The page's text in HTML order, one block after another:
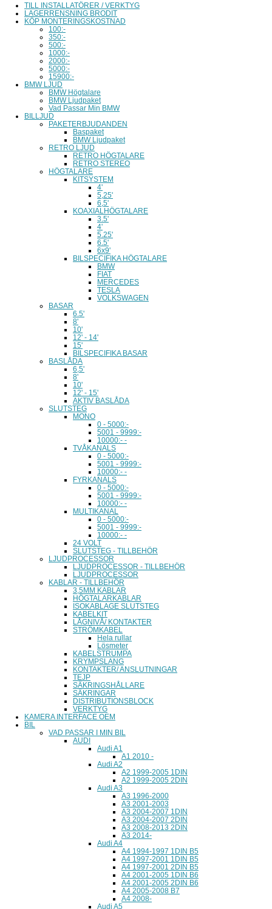
TILL INSTALLATÖRER / VERKTYG
LAGERRENSNING BRODIT
KÖP MONTERINGSKOSTNAD
100:-
350:-
500:-
1000:-
2000:-
5000:-
15900:-
BMW LJUD
BMW Högtalare
BMW Ljudpaket
Vad Passar Min BMW
BILLJUD
PAKETERBJUDANDEN
Baspaket
BMW Ljudpaket
RETRO LJUD
RETRO HÖGTALARE
RETRO STEREO
HÖGTALARE
KITSYSTEM
4'
5,25'
6,5'
KOAXIALHÖGTALARE
3.5'
4'
5.25'
6.5'
6x9'
BILSPECIFIKA HÖGTALARE
BMW
FIAT
MERCEDES
TESLA
VOLKSWAGEN
BASAR
6.5'
8'
10'
12' - 14'
15'
BILSPECIFIKA BASAR
BASLÅDA
6,5'
8'
10'
12' - 15'
AKTIV BASLÅDA
SLUTSTEG
MONO
0 - 5000:-
5001 - 9999:-
10000:- -
TVÅKANALS
0 - 5000:-
5001 - 9999:-
10000:- -
FYRKANALS
0 - 5000:-
5001 - 9999:-
10000:- -
MULTIKANAL
0 - 5000:-
5001 - 9999:-
10000:- -
24 VOLT
SLUTSTEG - TILLBEHÖR
LJUDPROCESSOR
LJUDPROCESSOR - TILLBEHÖR
LJUDPROCESSOR
KABLAR - TILLBEHÖR
3,5MM KABLAR
HÖGTALARKABLAR
ISOKABLAGE SLUTSTEG
KABELKIT
LÅGNIVÅ/ KONTAKTER
STRÖMKABEL
Hela rullar
Lösmeter
KABELSTRUMPA
KRYMPSLANG
KONTAKTER/ ANSLUTNINGAR
TEJP
SÄKRINGSHÅLLARE
SÄKRINGAR
DISTRIBUTIONSBLOCK
VERKTYG
KAMERA INTERFACE OEM
BIL
VAD PASSAR I MIN BIL
AUDI
Audi A1
A1 2010 -
Audi A2
A2 1999-2005 1DIN
A2 1999-2005 2DIN
Audi A3
A3 1996-2000
A3 2001-2003
A3 2004-2007 1DIN
A3 2004-2007 2DIN
A3 2008-2013 2DIN
A3 2014-
Audi A4
A4 1994-1997 1DIN B5
A4 1997-2001 1DIN B5
A4 1997-2001 2DIN B5
A4 2001-2005 1DIN B6
A4 2001-2005 2DIN B6
A4 2005-2008 B7
A4 2008-
Audi A5